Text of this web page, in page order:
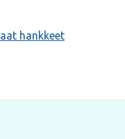
hankkeet